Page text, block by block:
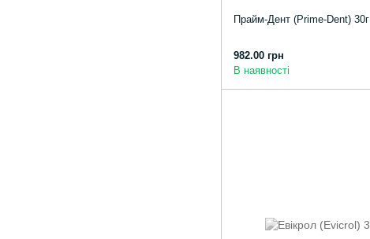
Прайм-Дент (Prime-Dent) 30г
982.00 грн
В наявності